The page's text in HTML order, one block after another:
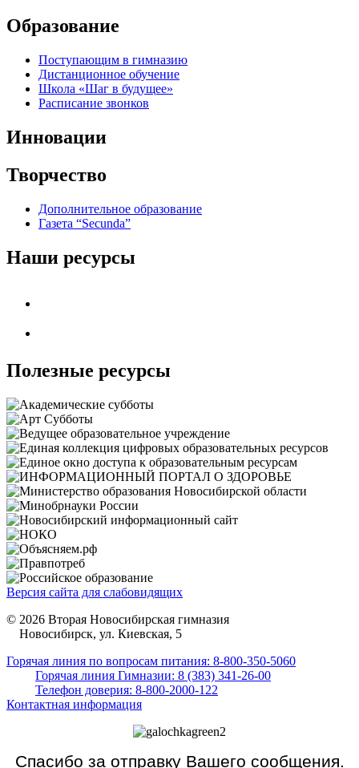
Образование
Поступающим в гимназию
Дистанционное обучение
Школа «Шаг в будущее»
Расписание звонков
Инновации
Творчество
Дополнительное образование
Газета “Secunda”
Наши ресурсы
Полезные ресурсы
Версия сайта для слабовидящих
© 2026 Вторая Новосибирская гимназия
Новосибирск, ул. Киевская, 5
Горячая линия по вопросам питания: 8-800-350-5060
Горячая линия Гимназии: 8 (383) 341-26-00
Телефон доверия: 8-800-2000-122
Контактная информация
Спасибо за отправку Вашего сообщения.